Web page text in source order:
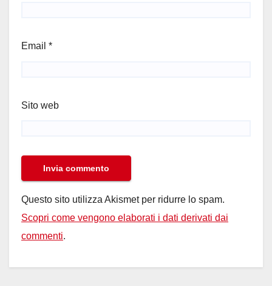
Email *
Sito web
Questo sito utilizza Akismet per ridurre lo spam.
Scopri come vengono elaborati i dati derivati dai
commenti.